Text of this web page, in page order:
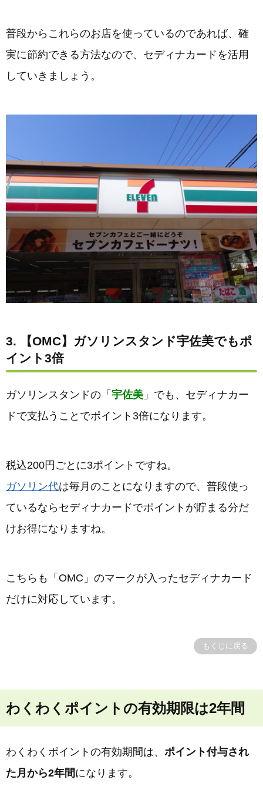
普段からこれらのお店を使っているのであれば、確
実に節約できる方法なので、セディナカードを活用
していきましょう。
3. 【OMC】ガソリンスタンド宇佐美でもポ
イント3倍
ガソリンスタンドの「 宇佐美 」でも、セディナカー
ドで支払うことでポイント3倍になります。
税込200円ごとに3ポイントですね。
ガソリン代は毎月のことになりますので、普段使っ
ているならセディナカードでポイントが貯まる分だ
けお得になりますね。
こちらも「OMC」のマークが入ったセディナカード
だけに対応しています。
もくじに戻る
わくわくポイントの有効期限は2年間
わくわくポイントの有効期間は、 ポイント付与され
た月から2年間になります。